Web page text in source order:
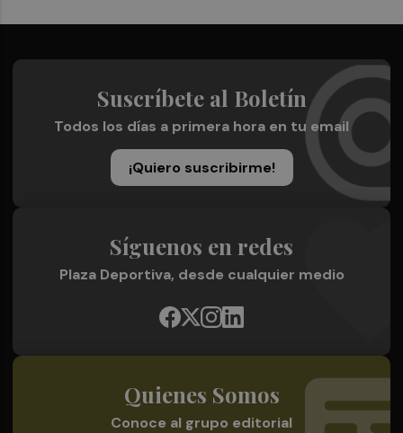
Suscríbete al Boletín
Todos los días a primera hora en tu email
¡Quiero suscribirme!
Síguenos en redes
Plaza Deportiva, desde cualquier medio
Quienes Somos
Conoce al grupo editorial